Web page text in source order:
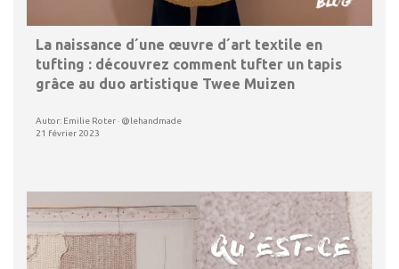
La naissance d´une œuvre d´art textile en
tufting : découvrez comment tufter un tapis
grâce au duo artistique Twee Muizen
Autor: Emilie Roter · @lehandmade
21 février 2023